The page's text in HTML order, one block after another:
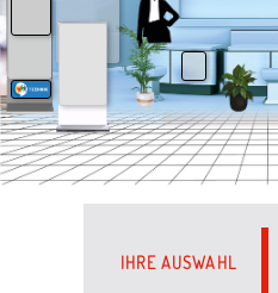
IHRE AUSWAHL